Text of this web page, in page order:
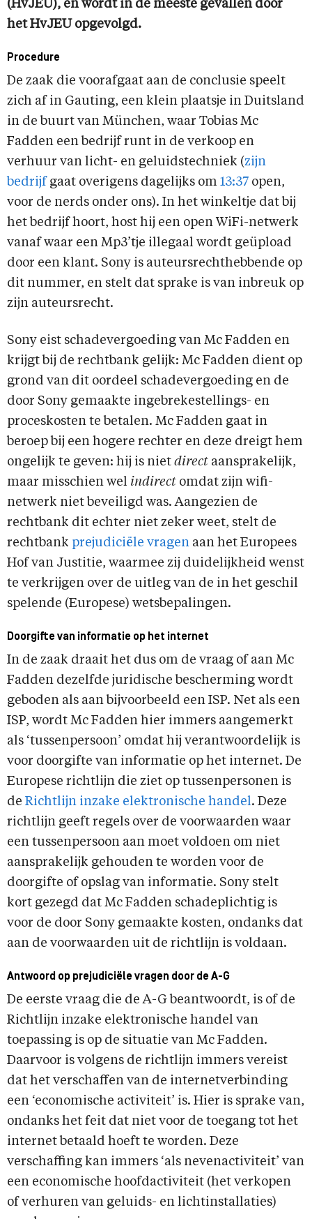
(HvJEU), en wordt in de meeste gevallen door
het HvJEU opgevolgd.
Procedure
De zaak die voorafgaat aan de conclusie speelt
zich af in Gauting, een klein plaatsje in Duitsland
in de buurt van München, waar Tobias Mc
Fadden een bedrijf runt in de verkoop en
verhuur van licht- en geluidstechniek (zijn
bedrijf gaat overigens dagelijks om 13:37 open,
voor de nerds onder ons). In het winkeltje dat bij
het bedrijf hoort, host hij een open WiFi-netwerk
vanaf waar een Mp3’tje illegaal wordt geüpload
door een klant. Sony is auteursrechthebbende op
dit nummer, en stelt dat sprake is van inbreuk op
zijn auteursrecht.
Sony eist schadevergoeding van Mc Fadden en
krijgt bij de rechtbank gelijk: Mc Fadden dient op
grond van dit oordeel schadevergoeding en de
door Sony gemaakte ingebrekestellings- en
proceskosten te betalen. Mc Fadden gaat in
beroep bij een hogere rechter en deze dreigt hem
ongelijk te geven: hij is niet direct aansprakelijk,
maar misschien wel indirect omdat zijn wifi-
netwerk niet beveiligd was. Aangezien de
rechtbank dit echter niet zeker weet, stelt de
rechtbank prejudiciële vragen aan het Europees
Hof van Justitie, waarmee zij duidelijkheid wenst
te verkrijgen over de uitleg van de in het geschil
spelende (Europese) wetsbepalingen.
Doorgifte van informatie op het internet
In de zaak draait het dus om de vraag of aan Mc
Fadden dezelfde juridische bescherming wordt
geboden als aan bijvoorbeeld een ISP. Net als een
ISP, wordt Mc Fadden hier immers aangemerkt
als ‘tussenpersoon’ omdat hij verantwoordelijk is
voor doorgifte van informatie op het internet. De
Europese richtlijn die ziet op tussenpersonen is
de Richtlijn inzake elektronische handel. Deze
richtlijn geeft regels over de voorwaarden waar
een tussenpersoon aan moet voldoen om niet
aansprakelijk gehouden te worden voor de
doorgifte of opslag van informatie. Sony stelt
kort gezegd dat Mc Fadden schadeplichtig is
voor de door Sony gemaakte kosten, ondanks dat
aan de voorwaarden uit de richtlijn is voldaan.
Antwoord op prejudiciële vragen door de A-G
De eerste vraag die de A-G beantwoordt, is of de
Richtlijn inzake elektronische handel van
toepassing is op de situatie van Mc Fadden.
Daarvoor is volgens de richtlijn immers vereist
dat het verschaffen van de internetverbinding
een ‘economische activiteit’ is. Hier is sprake van,
ondanks het feit dat niet voor de toegang tot het
internet betaald hoeft te worden. Deze
verschaffing kan immers ‘als nevenactiviteit’ van
een economische hoofdactiviteit (het verkopen
of verhuren van geluids- en lichtinstallaties)